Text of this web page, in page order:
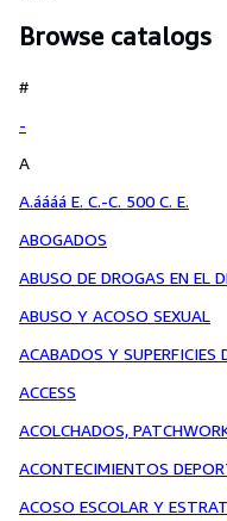
Browse catalogs
#
-
A
A.áááá E. C.-C. 500 C. E.
ABOGADOS
ABUSO DE DROGAS EN EL
ABUSO Y ACOSO SEXUAL
ACABADOS Y SUPERFICIES
ACCESS
ACOLCHADOS,
ACONTECIMIENTOS
ACOSO ESCOLAR Y